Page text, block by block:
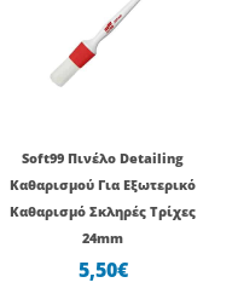
Soft99 Πινέλο Detailing
Καθαρισμού Για Εξωτερικό
Καθαρισμό Σκληρές Τρίχες
24mm
5,50€